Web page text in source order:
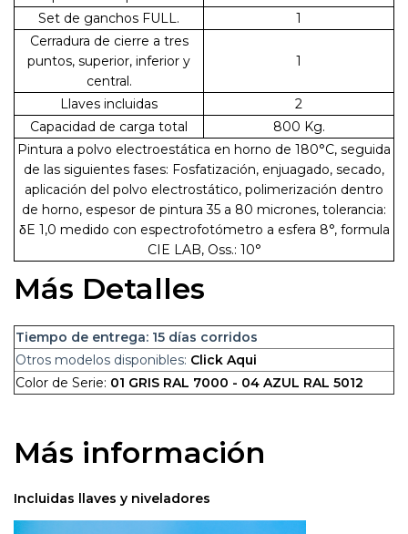
Set de ganchos FULL.
1
Cerradura de cierre a tres
puntos, superior, inferior y
central.
1
Llaves incluidas
2
Capacidad de carga total
800 Kg.
Pintura a polvo electroestática en horno de 180°C, seguida
de las siguientes fases: Fosfatización, enjuagado, secado,
aplicación del polvo electrostático, polimerización dentro
de horno, espesor de pintura 35 a 80 micrones, tolerancia:
δE 1,0 medido con espectrofotómetro a esfera 8°, formula
CIE LAB, Oss.: 10°
Más Detalles
Tiempo de entrega: 15 días corridos
Otros modelos disponibles: Click Aqui
Color de Serie: 01 GRIS RAL 7000 - 04 AZUL RAL 5012
Más información
Incluidas llaves y niveladores